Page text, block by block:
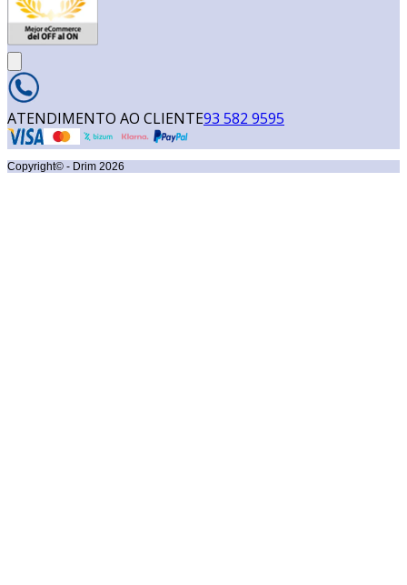
ATENDIMENTO AO CLIENTE93 582 9595
Copyright© - Drim 2026